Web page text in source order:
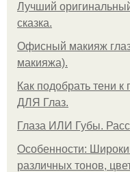
Лучший
сказка.
Офисный макияж
макияжа).
Как подобрать тени
ДЛЯ Глаз.
Глаза ИЛИ Губы.
Особенности:
различных тонов,